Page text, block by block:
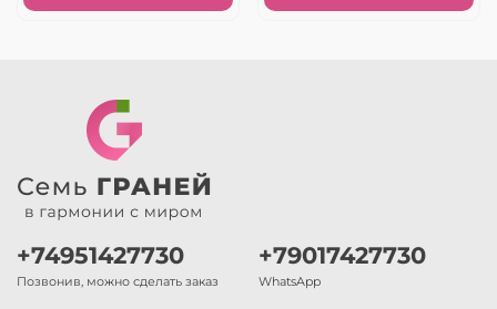
+74951427730
Позвонив, можно сделать заказ
+79017427730
WhatsApp